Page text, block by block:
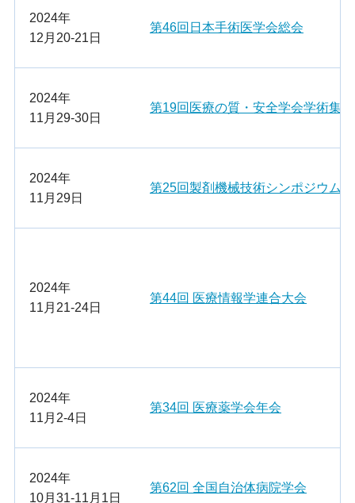
2024年
12月20-21日
第46回日本手術医学会総会
2024年
11月29-30日
第19回医療の質・安全学会学術集会
2024年
11月29日
第25回製剤機械技術シンポジウム
2024年
11月21-24日
第44回 医療情報学連合大会
2024年
11月2-4日
第34回 医療薬学会年会
2024年
10月31-11月1日
第62回 全国自治体病院学会